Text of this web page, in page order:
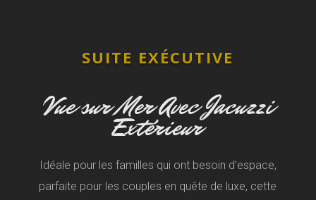
SUITE EXÉCUTIVE
Vue sur Mer Avec Jacuzzi
Extérieur
Idéale pour les familles qui ont besoin d’espace,
parfaite pour les couples en quête de luxe, cette